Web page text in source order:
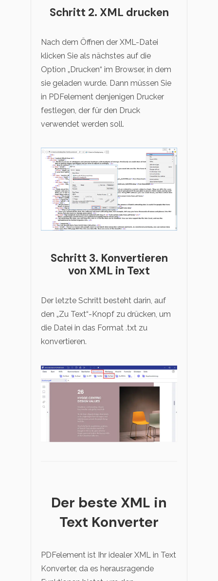
Schritt 2. XML drucken
Nach dem Öffnen der XML-Datei
klicken Sie als nächstes auf die
Option „Drucken“ im Browser, in dem
sie geladen wurde. Dann müssen Sie
in PDFelement denjenigen Drucker
festlegen, der für den Druck
verwendet werden soll.
Schritt 3. Konvertieren
von XML in Text
Der letzte Schritt besteht darin, auf
den „Zu Text“-Knopf zu drücken, um
die Datei in das Format .txt zu
konvertieren.
Der beste XML in
Text Konverter
PDFelement ist Ihr idealer XML in Text
Konverter, da es herausragende